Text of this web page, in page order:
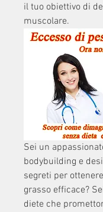
il tuo obiettivo di
muscolare.
Sei un
bodybuilding e
segreti per
grasso efficace?
diete che